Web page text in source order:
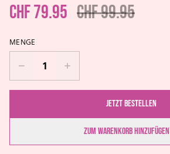
CHF 79.95 CHF 99.95
MENGE
Jetzt bestellen
Zum Warenkorb hinzufügen